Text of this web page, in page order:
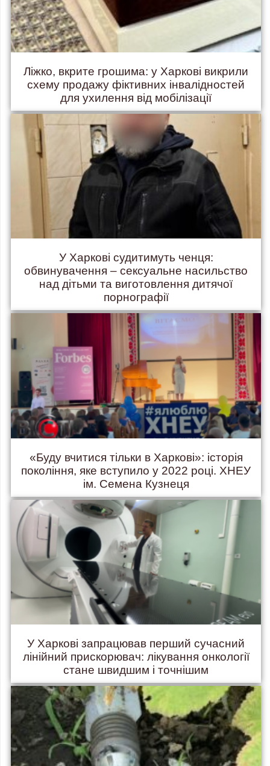
Ліжко, вкрите грошима: у Харкові викрили
схему продажу фіктивних інвалідностей
для ухилення від мобілізації
У Харкові судитимуть ченця:
обвинувачення – сексуальне насильство
над дітьми та виготовлення дитячої
порнографії
«Буду вчитися тільки в Харкові»: історія
покоління, яке вступило у 2022 році. ХНЕУ
ім. Семена Кузнеця
У Харкові запрацював перший сучасний
лінійний прискорювач: лікування онкології
стане швидшим і точнішим